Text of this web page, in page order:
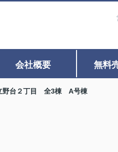
会社概要 無料
野台２丁目 全3棟 A号棟